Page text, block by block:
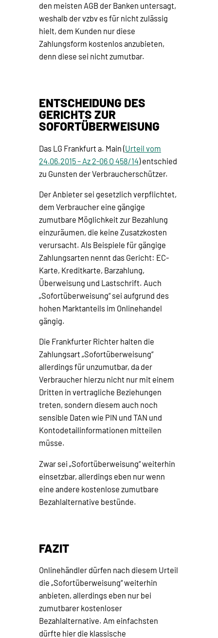
den meisten AGB der Banken untersagt,
weshalb der vzbv es für nicht zulässig
hielt, dem Kunden nur diese
Zahlungsform kostenlos anzubieten,
denn diese sei nicht zumutbar.
ENTSCHEIDUNG DES
GERICHTS ZUR
SOFORTÜBERWEISUNG
Das LG Frankfurt a. Main (Urteil vom
24.06.2015 – Az 2-06 O 458/14) entschied
zu Gunsten der Verbraucherschützer.
Der Anbieter sei gesetzlich verpflichtet,
dem Verbraucher eine gängige
zumutbare Möglichkeit zur Bezahlung
einzuräumen, die keine Zusatzkosten
verursacht. Als Beispiele für gängige
Zahlungsarten nennt das Gericht: EC-
Karte, Kreditkarte, Barzahlung,
Überweisung und Lastschrift. Auch
„Sofortüberweisung“ sei aufgrund des
hohen Marktanteils im Onlinehandel
gängig.
Die Frankfurter Richter halten die
Zahlungsart „Sofortüberweisung“
allerdings für unzumutbar, da der
Verbraucher hierzu nicht nur mit einem
Dritten in vertragliche Beziehungen
treten, sondern diesem auch noch
sensible Daten wie PIN und TAN und
Kontodetailinformationen mitteilen
müsse.
Zwar sei „Sofortüberweisung“ weiterhin
einsetzbar, allerdings eben nur wenn
eine andere kostenlose zumutbare
Bezahlalternative bestünde.
FAZIT
Onlinehändler dürfen nach diesem Urteil
die „Sofortüberweisung“ weiterhin
anbieten, allerdings eben nur bei
zumutbarer kostenloser
Bezahlalternative. Am einfachsten
dürfte hier die klassische